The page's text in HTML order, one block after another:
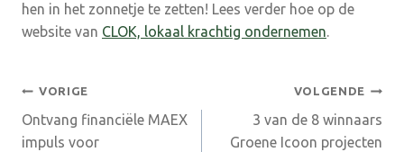
hen in het zonnetje te zetten! Lees verder hoe op de
website van CLOK, lokaal krachtig ondernemen.
Bericht
navigatie
VORIGE
Ontvang financiële MAEX
impuls voor
VOLGENDE
3 van de 8 winnaars
Groene Icoon projecten